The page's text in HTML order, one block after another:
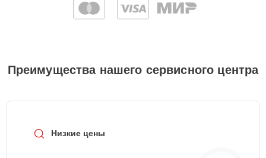
Преимущества нашего сервисного центра
Низкие цены